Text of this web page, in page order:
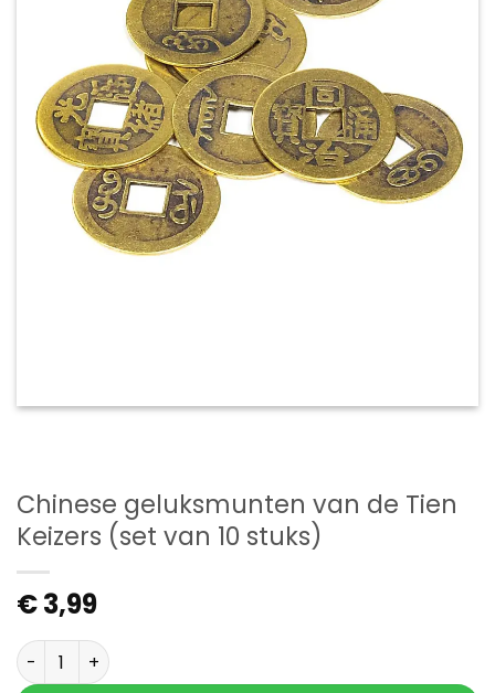
Chinese geluksmunten van de Tien
Keizers (set van 10 stuks)
€3,99
Chinese geluksmunten van de Tien Keizers (set